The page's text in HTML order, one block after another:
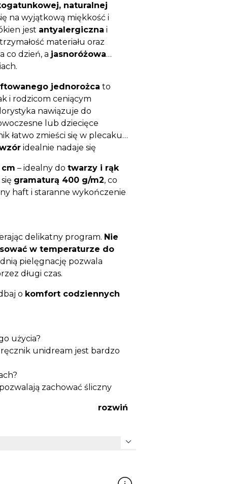
naturalnej
na wyjątkową miękkość i
jest antyalergiczna i
materiału oraz
co dzień, a jasnoróżowa
jednorożca to
i rodzicom ceniącym
nawiązuje do
lub dziecięce
łatwo zmieści się w plecaku
idealnie nadaje się
cm – idealny do twarzy i rąk
gramaturą 400 g/m2, co
haft i staranne wykończenie
delikatny program. Nie
w temperaturze do
pielęgnację pozwala
długi czas.
o komfort codziennych
użycia?
ręcznik unidream jest bardzo
zachować śliczny
rozwiń
expand_more